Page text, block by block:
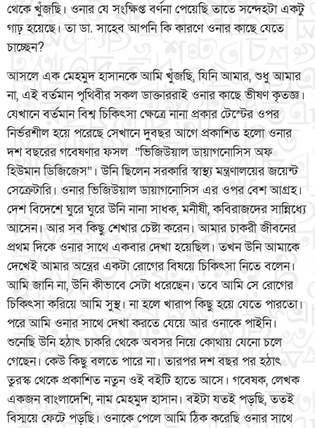
থেকে খুঁজছি। ওনার যে সংক্ষিপ্ত বর্ণনা পেয়েছি তাতে সন্দেহটা একটু
গাঢ় হয়েছে। তা ডা. সাহেব আপনি কি কারণে ওনার কাছে যেতে
চাচ্ছেন?
আসলে এক মেহমুদ হাসানকে আমি খুঁজছি, যিনি আমার, শুধু আমার
না, এই বর্তমান পৃথিবীর সকল ডাক্তাররাই ওনার কাছে ভীষণ কৃতজ্ঞ।
যেখানে বর্তমান বিশ্ব চিকিৎসা ক্ষেত্রে নানা প্রকার টেস্টের ওপর
নির্ভরশীল হয়ে পরেছে সেখানে দুবছর আগে প্রকাশিত হলো ওনার
দশ বছরের গবেষণার ফসল “ভিজিউয়াল ডায়াগনোসিস অফ
হিউমান ডিজিজেস”। উনি ছিলেন সরকারি স্বাস্থ্য মন্ত্রণালয়ের জয়েন্ট
সেক্রেটারি। ওনার ভিজিউয়াল ডায়াগনোসিস এর ওপর বেশ আগ্রহ।
দেশ বিদেশে ঘুরে ঘুরে উনি নানা সাধক, মনীষী, কবিরাজদের সান্নিধ্যে
আসেন। আর সব কিছু শেখার চেষ্টা করেন। আমার চাকরী জীবনের
প্রথম দিকে ওনার সাথে একবার দেখা হয়েছিল। তখন উনি আমাকে
দেখেই আমার অন্ত্রের একটা রোগের বিষয়ে চিকিৎসা নিতে বলেন।
আমি জানি না, উনি কীভাবে সেটা ধরেছেন। তবে আমি সে রোগের
চিকিৎসা করিয়ে আমি সুস্থ। না হলে খারাপ কিছু হয়ে যেতে পারতো।
পরে আমি ওনার সাথে দেখা করতে যেয়ে আর ওনাকে পাইনি।
শুনেছি উনি হঠাৎ চাকরি থেকে অবসর নিয়ে কোথায় যেনো চলে
গেছেন। কেউ কিছু বলতে পারে না। তারপর দশ বছর পর হঠাৎ
তুরস্ক থেকে প্রকাশিত নতুন ওই বইটি হাতে আসে। গবেষক, লেখক
একজন বাংলাদেশি, নাম মেহমুদ হাসান। বইটা যতই পড়ছি, ততই
বিস্ময়ে ফেটে পড়ছি। ওনাকে পেলে আমি ঠিক করেছি ওনার সাথে